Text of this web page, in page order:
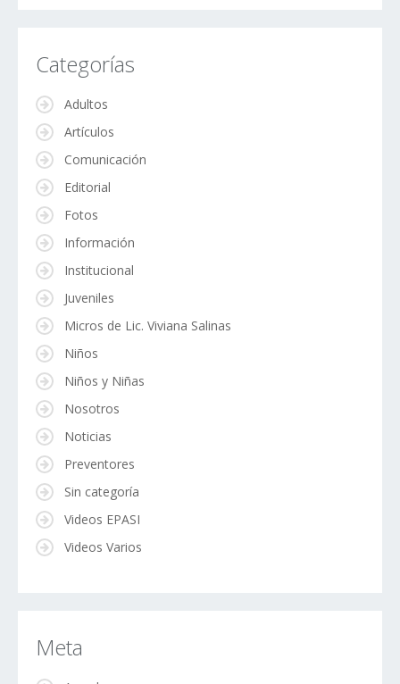
Categorías
Adultos
Artículos
Comunicación
Editorial
Fotos
Información
Institucional
Juveniles
Micros de Lic. Viviana Salinas
Niños
Niños y Niñas
Nosotros
Noticias
Preventores
Sin categoría
Videos EPASI
Videos Varios
Meta